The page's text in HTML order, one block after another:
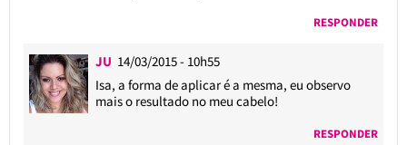
RESPONDER
JU 14/03/2015 - 10h55
Isa, a forma de aplicar é a mesma, eu observo
mais o resultado no meu cabelo!
RESPONDER